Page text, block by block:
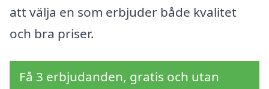
att välja en som erbjuder både kvalitet
och bra priser.
Få 3 erbjudanden, gratis och utan